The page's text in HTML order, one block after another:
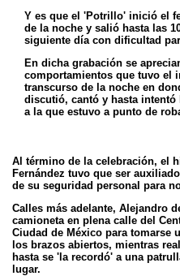
Y es que el 'Potrillo' inició el
de la noche y salió hasta las
siguiente día con dificultad
En dicha grabación se
comportamientos que tuvo el
transcurso de la noche en
discutió, cantó y hasta
a la que estuvo a punto de
Al término de la celebración, el
Fernández tuvo que ser
de su seguridad personal para
Calles más adelante, Alejandro
camioneta en plena calle del
Ciudad de México para tomarse
los brazos abiertos, mientras
hasta se 'la recordó' a una
lugar.